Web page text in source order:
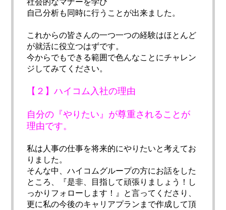
自己分析も同時に行うことが出来ました。
これからの皆さんの一つ一つの経験はほとんど
が就活に役立つはずです。
今からでもできる範囲で色んなことにチャレン
ジしてみてください。
【２】ハイコム入社の理由
自分の『やりたい』が尊重されることが
理由です。
私は人事の仕事を将来的にやりたいと考えてお
りました。
そんな中、ハイコムグループの方にお話をした
ところ、『是非、目指して頑張りましょう！し
っかりフォローします！』と言ってくださり、
更に私の今後のキャリアプランまで作成して頂